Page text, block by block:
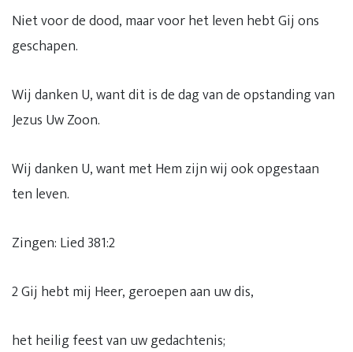
Niet voor de dood, maar voor het leven hebt Gij ons
geschapen.
Wij danken U, want dit is de dag van de opstanding van
Jezus Uw Zoon.
Wij danken U, want met Hem zijn wij ook opgestaan
ten leven.
Zingen: Lied 381:2
2 Gij hebt mij Heer, geroepen aan uw dis,
het heilig feest van uw gedachtenis;